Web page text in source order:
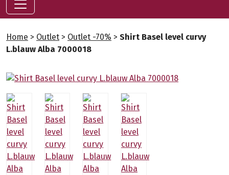
Home > Outlet > Outlet -70% > Shirt Basel level curvy
L.blauw Alba 7000018